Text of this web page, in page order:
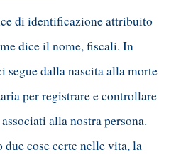
di identificazione attribuito
dice il nome, fiscali. In
segue dalla nascita alla morte
per registrare e controllare
alla nostra persona.
cose certe nelle vita, la